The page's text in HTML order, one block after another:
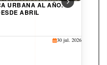
URBANA AL AÑO.
ABRIL
30 jul. 2026